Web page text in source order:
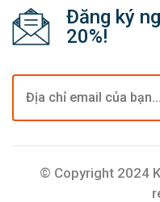
Nhẵn cắt rau quả
Mũi khoét lỗ
Đăng ký
20%!